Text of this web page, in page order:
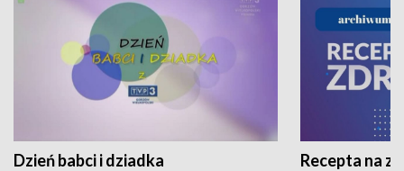
Dzień babci i dziadka Recepta na